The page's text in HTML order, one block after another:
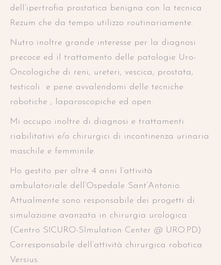
dell’ipertrofia prostatica benigna con la tecnica
Rezum che da tempo utilizzo routinariamente.
Nutro inoltre grande interesse per la diagnosi
precoce ed il trattamento delle patologie Uro-
Oncologiche di reni, ureteri, vescica, prostata,
testicoli e pene avvalendomi delle tecniche
robotiche , laparoscopiche ed open.
Mi occupo inoltre di diagnosi e trattamenti
riabilitativi e/o chirurgici di incontinenza urinaria
maschile e femminile.
Ho gestito per oltre 4 anni l’attività
ambulatoriale dell’Ospedale Sant’Antonio.
Attualmente sono responsabile dei progetti di
simulazione avanzata in chirurgia urologica
(Centro SICURO-SImulation Center @ URO.PD).
Corresponsabile dell’attività chirurgica robotica
Versius.